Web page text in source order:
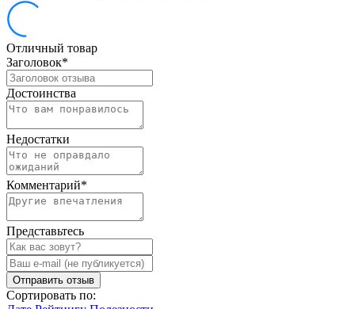
Отличный товар
Заголовок*
Достоинства
Недостатки
Комментарий*
Представьтесь
Отправить отзыв
Сортировать по: